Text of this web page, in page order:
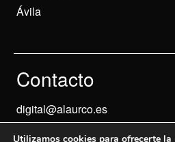
Ávila
Contacto
digital@alaurco.es
Utilizamos cookies para ofrecerte la